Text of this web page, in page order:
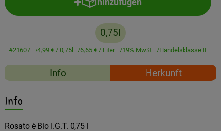
Entdecken
Über uns
hinzufügen
Produkt zum Warenkorb
0,75l
#21607 4,99 €/ 0,75l 6,65 €/ Liter 19% MwSt Handelsklasse II
Rezepte
Info Herkunft
Info
Rosato è Bio I.G.T. 0,75 l